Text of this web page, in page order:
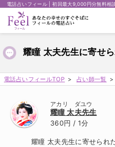
電話占いフィール | 初回最大9,000円分無料相
耀瞳 太夫先生に寄せ
電話占いフィールTOP 占い師一覧
アカリ ダユウ
耀瞳 太夫先生
360円 / 1分
耀瞳 太夫先生に寄せられ